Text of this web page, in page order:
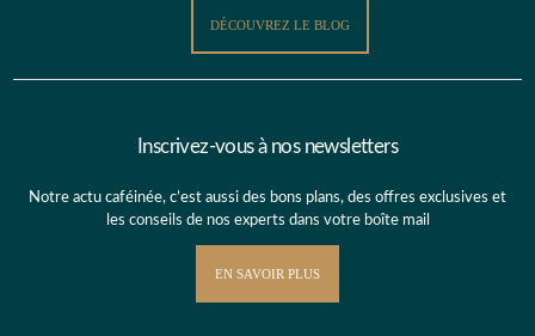
DÉCOUVREZ LE BLOG
Inscrivez-vous à nos newsletters
Notre actu caféinée, c’est aussi des bons plans, des offres exclusives et
les conseils de nos experts dans votre boîte mail
EN SAVOIR PLUS